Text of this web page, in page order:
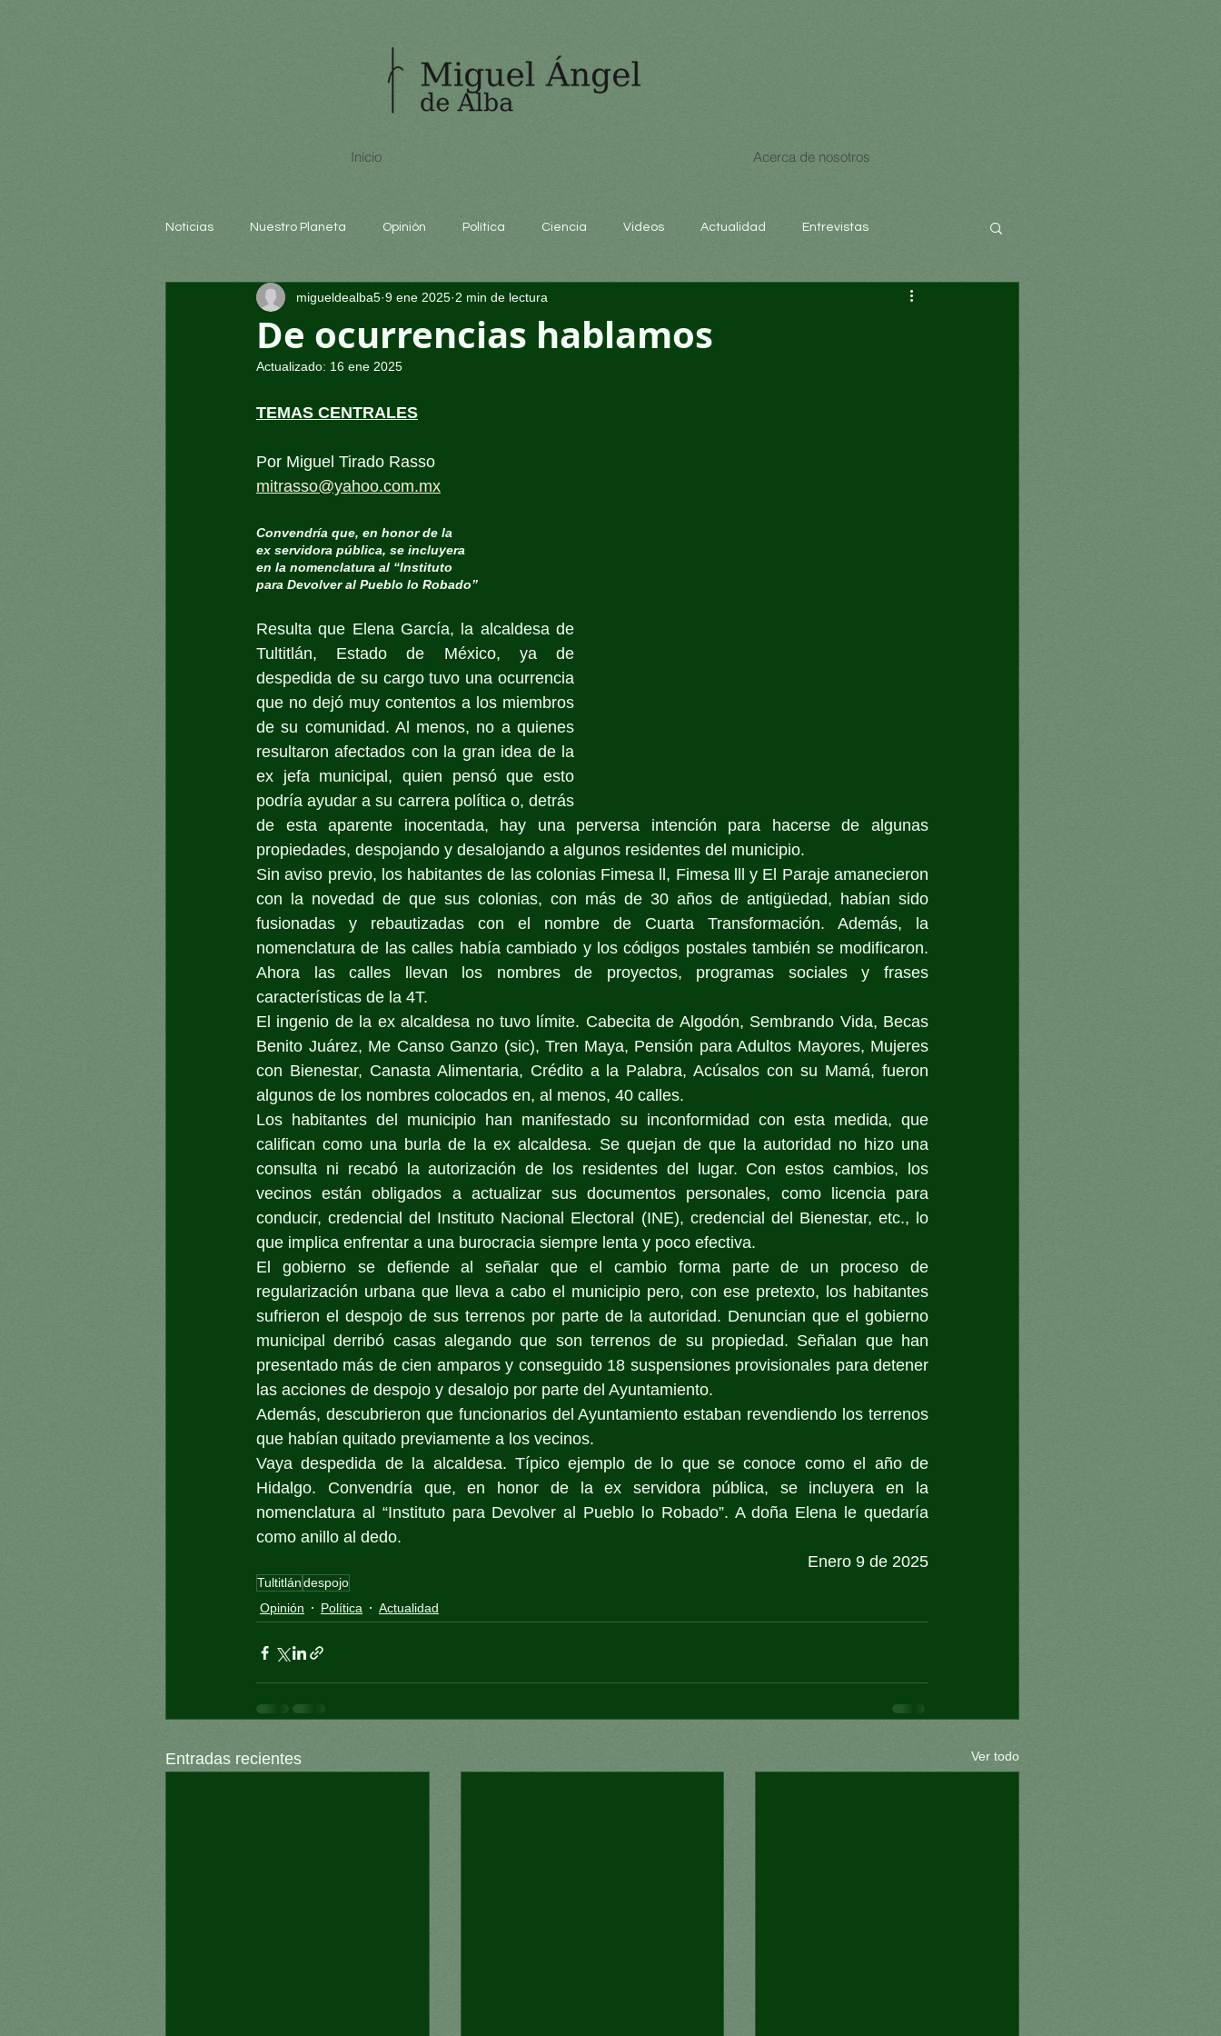
Inicio Acerca de nosotros
Noticias Nuestro Planeta Opinión Política Ciencia Videos Actualidad Entrevistas
Arte y cultura Educación educación
De ocurrencias hablamos
migueldealba5 9 ene 2025 2 min de lectura
Actualizado: 16 ene 2025
TEMAS CENTRALES
Por Miguel Tirado Rasso
mitrasso@yahoo.com.mx
Convendría que, en honor de la
ex servidora pública, se incluyera
en la nomenclatura al “Instituto
para Devolver al Pueblo lo Robado”
Resulta que Elena García, la alcaldesa de
Tultitlán, Estado de México, ya de
despedida de su cargo tuvo una ocurrencia
que no dejó muy contentos a los miembros
de su comunidad. Al menos, no a quienes
resultaron afectados con la gran idea de la
ex jefa municipal, quien pensó que esto
podría ayudar a su carrera política o, detrás
de esta aparente inocentada, hay una perversa intención para hacerse de algunas
propiedades, despojando y desalojando a algunos residentes del municipio.
Sin aviso previo, los habitantes de las colonias Fimesa ll, Fimesa lll y El Paraje amanecieron
con la novedad de que sus colonias, con más de 30 años de antigüedad, habían sido
fusionadas y rebautizadas con el nombre de Cuarta Transformación. Además, la
nomenclatura de las calles había cambiado y los códigos postales también se modificaron.
Ahora las calles llevan los nombres de proyectos, programas sociales y frases
características de la 4T.
El ingenio de la ex alcaldesa no tuvo límite. Cabecita de Algodón, Sembrando Vida, Becas
Benito Juárez, Me Canso Ganzo (sic), Tren Maya, Pensión para Adultos Mayores, Mujeres
con Bienestar, Canasta Alimentaria, Crédito a la Palabra, Acúsalos con su Mamá, fueron
algunos de los nombres colocados en, al menos, 40 calles.
Los habitantes del municipio han manifestado su inconformidad con esta medida, que
califican como una burla de la ex alcaldesa. Se quejan de que la autoridad no hizo una
consulta ni recabó la autorización de los residentes del lugar. Con estos cambios, los
vecinos están obligados a actualizar sus documentos personales, como licencia para
conducir, credencial del Instituto Nacional Electoral (INE), credencial del Bienestar, etc., lo
que implica enfrentar a una burocracia siempre lenta y poco efectiva.
El gobierno se defiende al señalar que el cambio forma parte de un proceso de
regularización urbana que lleva a cabo el municipio pero, con ese pretexto, los habitantes
sufrieron el despojo de sus terrenos por parte de la autoridad. Denuncian que el gobierno
municipal derribó casas alegando que son terrenos de su propiedad. Señalan que han
presentado más de cien amparos y conseguido 18 suspensiones provisionales para detener
las acciones de despojo y desalojo por parte del Ayuntamiento.
Además, descubrieron que funcionarios del Ayuntamiento estaban revendiendo los terrenos
que habían quitado previamente a los vecinos.
Vaya despedida de la alcaldesa. Típico ejemplo de lo que se conoce como el año de
Hidalgo. Convendría que, en honor de la ex servidora pública, se incluyera en la
nomenclatura al “Instituto para Devolver al Pueblo lo Robado”. A doña Elena le quedaría
como anillo al dedo.
Enero 9 de 2025
Tultitlándespojo
Opinión
Política Actualidad
Entradas recientes Ver todo